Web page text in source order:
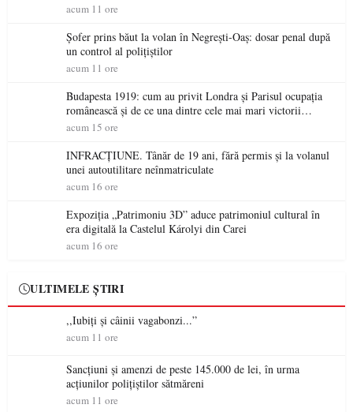
acum 11 ore
Șofer prins băut la volan în Negrești-Oaș: dosar penal după
un control al polițiștilor
acum 11 ore
Budapesta 1919: cum au privit Londra și Parisul ocupația
românească și de ce una dintre cele mai mari victorii
militare ale României a devenit o controversă diplomatică
acum 15 ore
INFRACȚIUNE. Tânăr de 19 ani, fără permis și la volanul
unei autoutilitare neînmatriculate
acum 16 ore
Expoziția „Patrimoniu 3D” aduce patrimoniul cultural în
era digitală la Castelul Károlyi din Carei
acum 16 ore
ULTIMELE ȘTIRI
,,Iubiți și câinii vagabonzi...”
acum 11 ore
Sancțiuni și amenzi de peste 145.000 de lei, în urma
acțiunilor polițiștilor sătmăreni
acum 11 ore